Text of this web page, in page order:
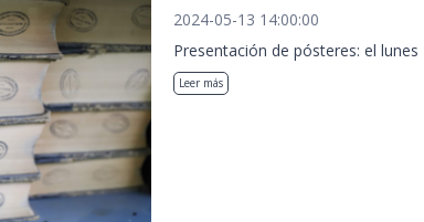
2024-05-13 14:00:00
Presentación de pósteres: el
Leer más